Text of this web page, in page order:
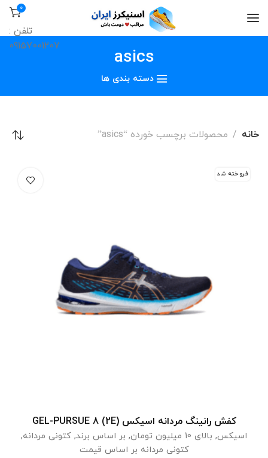
0
تلفن :
09157001207
asics
دسته بندی ها
خانه محصولات برچسب خورده “asics”
فروخته شد
انتخاب گزینه ها
کفش رانینگ مردانه اسیکس GEL-PURSUE 8 (2E)
اسیکس, بالای 10 میلیون تومان , بر اساس برند, کتونی مردانه,
کتونی مردانه بر اساس قیمت